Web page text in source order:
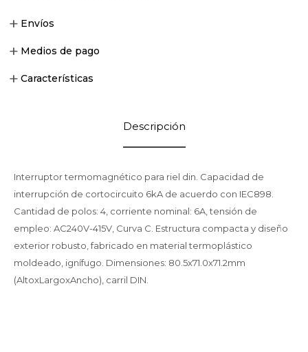
Envíos
Medios de pago
Características
Descripción
Interruptor termomagnético para riel din. Capacidad de
interrupción de cortocircuito 6kA de acuerdo con IEC898.
Cantidad de polos: 4, corriente nominal: 6A, tensión de
empleo: AC240V-415V, Curva C. Estructura compacta y diseño
exterior robusto, fabricado en material termoplástico
moldeado, ignífugo. Dimensiones: 80.5x71.0x71.2mm
(AltoxLargoxAncho), carril DIN.